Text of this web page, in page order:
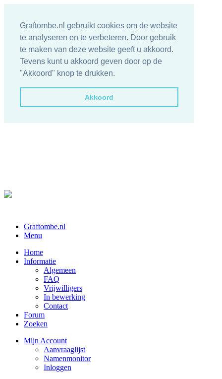
Graftombe.nl gebruikt cookies om de website
te analyseren en te verbeteren. Door gebruik
te maken van deze website geeft u akkoord.
Tevens kunt u akkoord geven door op de
"Akkoord" knop te drukken.
Akkoord
Graftombe.nl
Menu
Home
Informatie
Algemeen
FAQ
Vrijwilligers
In bewerking
Contact
Forum
Zoeken
Mijn Account
Aanvraaglijst
Namenmonitor
Inloggen